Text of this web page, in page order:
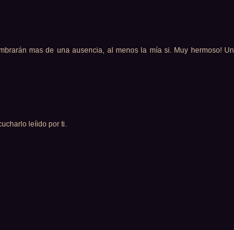
mas de una ausencia, al menos la mía si. Muy hermoso! Un
leíido por ti.